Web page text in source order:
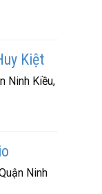
Kiệt
Ninh Kiều,
Ninh